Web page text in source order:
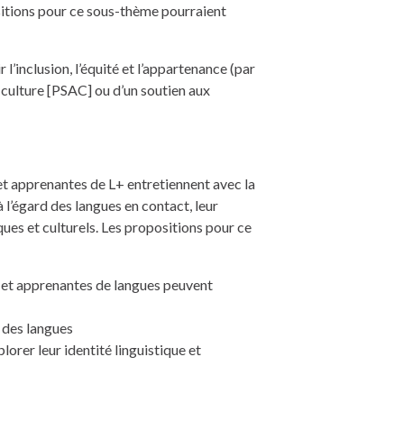
pour ce sous-thème pourraient
l’équité et l’appartenance (par
[PSAC] ou d’un soutien aux
apprenantes de L+ entretiennent avec la
des langues en contact, leur
et culturels. Les propositions pour ce
apprenantes de langues peuvent
langues
leur identité linguistique et